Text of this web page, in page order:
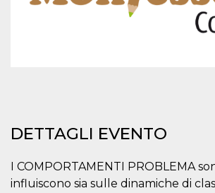
DETTAGLI EVENTO
I COMPORTAMENTI PROBLEMA
influiscono sia sulle dinamiche di